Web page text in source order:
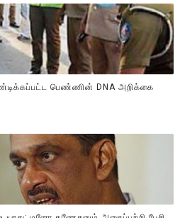
பெண்ணின் DNA அறிக்கை